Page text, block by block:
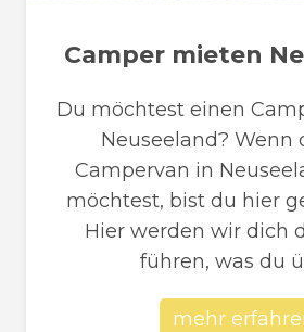
Camper mieten
Du möchtest einen
Neuseeland? Wenn
Campervan in
möchtest, bist du hier
Hier werden wir dich
führen, was du
mehr